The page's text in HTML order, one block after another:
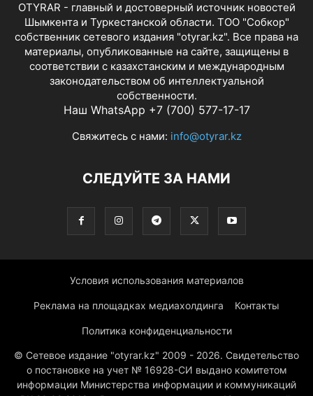
OTYRAR - главный и достоверный источник новостей
Шымкента и Туркестанской области. ТОО "Собкор"
собственник сетевого издания "otyrar.kz". Все права на
материалы, опубликованные на сайте, защищены в
соответствии с казахстанским и международным
законодательством об интеллектуальной
собственности.
Наш WhatsApp +7 (700) 577-17-17
Свяжитесь с нами: info@otyrar.kz
СЛЕДУЙТЕ ЗА НАМИ
Условия использования материалов
Реклама на площадках медиахолдинга Контакты
Политика конфиденциальности
© Сетевое издание "otyrar.kz" 2009 - 2026. Свидетельство
о постановке на учет № 16928-СИ выдано комитетом
информации Министерства информации и коммуникаций